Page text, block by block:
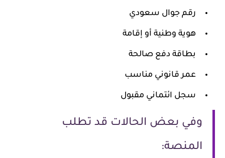
رقم جوال سعودي
هوية وطنية أو إقامة
بطاقة دفع صالحة
عمر قانوني مناسب
سجل ائتماني مقبول
وفي بعض الحالات قد تطلب
المنصة: